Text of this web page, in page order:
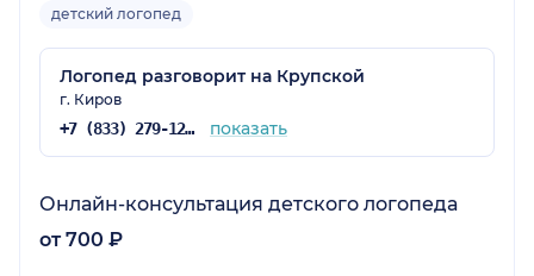
детский логопед
Логопед разговорит на Крупской
г. Киров
+7 (833) 279-12-71 показать
Онлайн-консультация детского логопеда
от 700 ₽